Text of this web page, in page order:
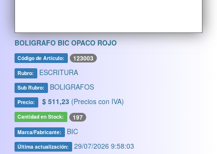
BOLIGRAFO BIC OPACO ROJO
Código de Artículo: 123003
Rubro: ESCRITURA
Sub Rubro: BOLIGRAFOS
Precio: $ 511,23 (Precios con IVA)
Cantidad en Stock: 197
Marca/Fabricante: BIC
Última actualización: 29/07/2026 9:58:03